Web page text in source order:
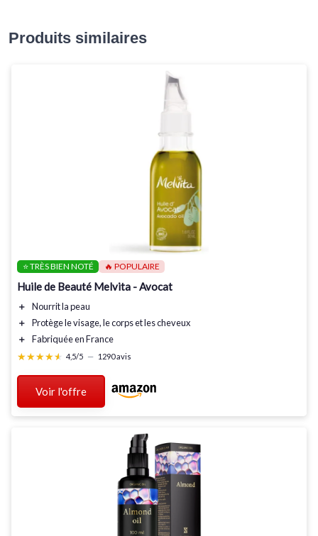
Produits similaires
⭐ TRÈS BIEN NOTÉ 🔥 POPULAIRE
Huile de Beauté Melvita - Avocat
＋ Nourritla peau
＋
Protègele visage, le corps et les cheveux
＋
Fabriquée en France
★★★★★
★★★★★ 4,5/5 — 1290 avis
Voir l'offre